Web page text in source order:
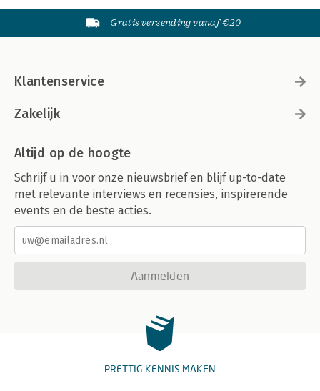
Gratis verzending vanaf €20
Klantenservice
Zakelijk
Altijd op de hoogte
Schrijf u in voor onze nieuwsbrief en blijf up-to-date
met relevante interviews en recensies, inspirerende
events en de beste acties.
Aanmelden
PRETTIG KENNIS MAKEN